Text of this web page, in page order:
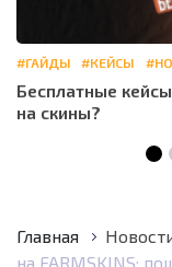
#ГАЙДЫ #КЕЙСЫ
Бесплатные
на скины?
Главная
на FARMSKINS: